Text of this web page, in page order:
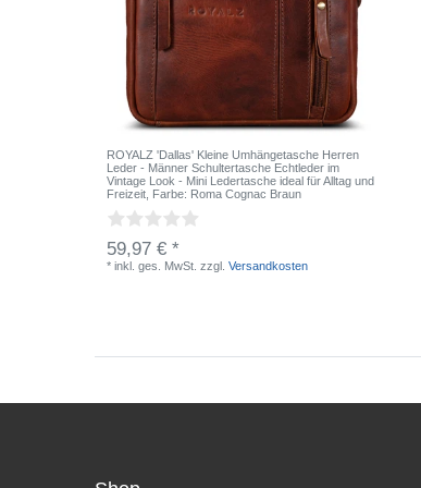
ROYALZ 'Dallas' Kleine Umhängetasche Herren
Leder - Männer Schultertasche Echtleder im
Vintage Look - Mini Ledertasche ideal für Alltag und
Freizeit , Farbe: Roma Cognac Braun
59,97 € *
*inkl. ges. MwSt. zzgl.Versandkosten